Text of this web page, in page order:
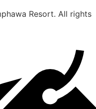
Resort. All rights